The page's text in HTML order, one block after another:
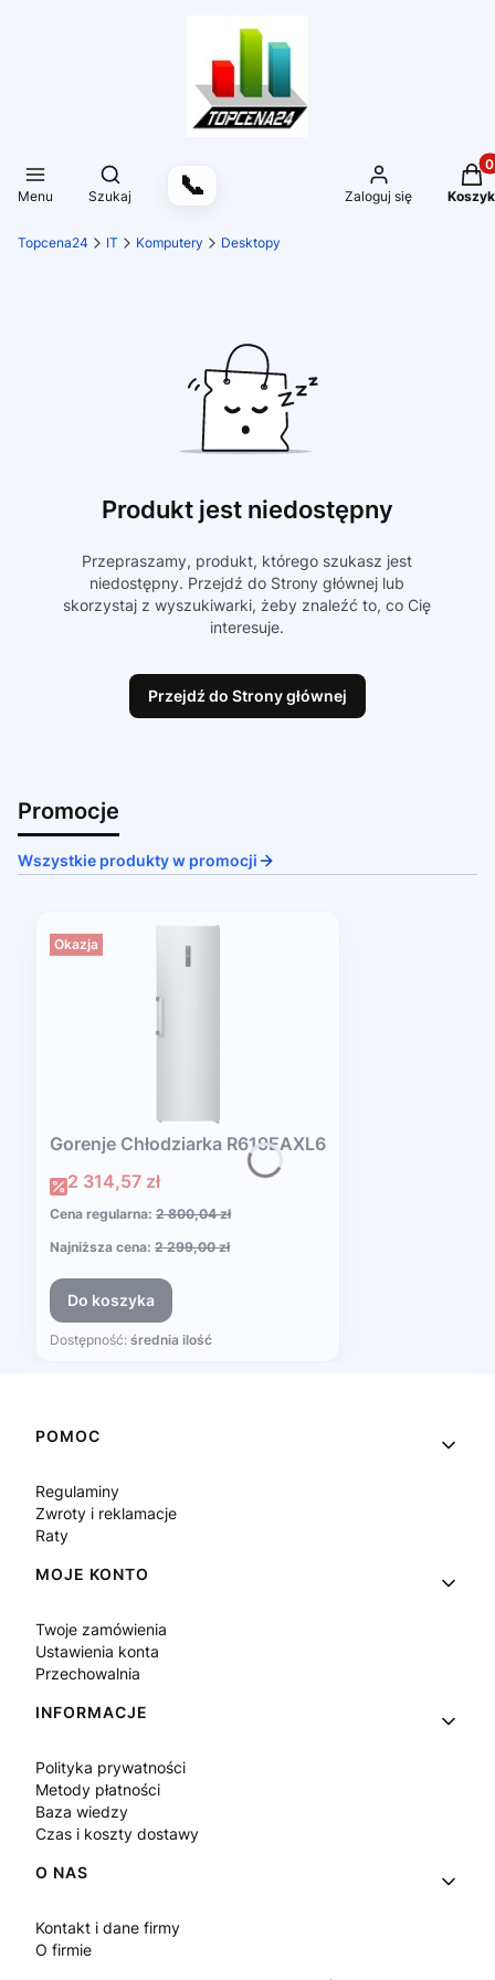
Menu
Otwórz wyszukiwarkę
Szukaj 📞 Zaloguj się Koszyk
Topcena24 IT Komputery Desktopy
Produkt jest niedostępny
Przepraszamy, produkt, którego szukasz jest
niedostępny. Przejdź do Strony głównej lub
skorzystaj z wyszukiwarki, żeby znaleźć to, co Cię
interesuje.
Przejdź do Strony głównej
Promocje
Wszystkie produkty w promocji
Okazja
Gorenje Chłodziarka R619EAXL6
Cena promocyjna
2 314,57 zł
Cena regularna: 2 800,04 zł
Najniższa cena: 2 299,00 zł
Do koszyka
Dostępność: średnia ilość
Linki w stopce
POMOC
Regulaminy
Zwroty i reklamacje
Raty
MOJE KONTO
Twoje zamówienia
Ustawienia konta
Przechowalnia
INFORMACJE
Polityka prywatności
Metody płatności
Baza wiedzy
Czas i koszty dostawy
O NAS
Kontakt i dane firmy
O firmie